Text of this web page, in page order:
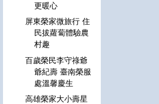
更暖心
屏東榮家微旅行 住
民拔蘿蔔體驗農
村趣
百歲榮民李守祿爺
爺紀壽 臺南榮服
處溫馨慶生
高雄榮家大小壽星